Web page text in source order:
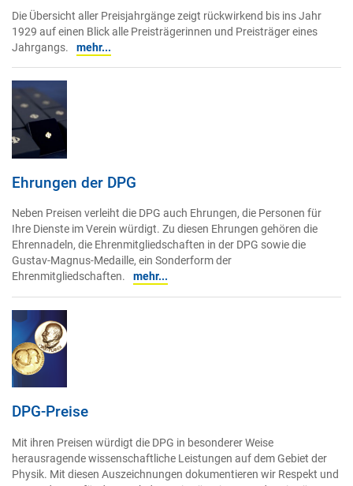
Die Übersicht aller Preisjahrgänge zeigt rückwirkend bis ins Jahr
1929 auf einen Blick alle Preisträgerinnen und Preisträger eines
Jahrgangs.
mehr...
Ehrungen der DPG
Neben Preisen verleiht die DPG auch Ehrungen, die Personen für
Ihre Dienste im Verein würdigt. Zu diesen Ehrungen gehören die
Ehrennadeln, die Ehrenmitgliedschaften in der DPG sowie die
Gustav-Magnus-Medaille, ein Sonderform der
Ehrenmitgliedschaften.
mehr...
DPG-Preise
Mit ihren Preisen würdigt die DPG in besonderer Weise
herausragende wissenschaftliche Leistungen auf dem Gebiet der
Physik. Mit diesen Auszeichnungen dokumentieren wir Respekt und